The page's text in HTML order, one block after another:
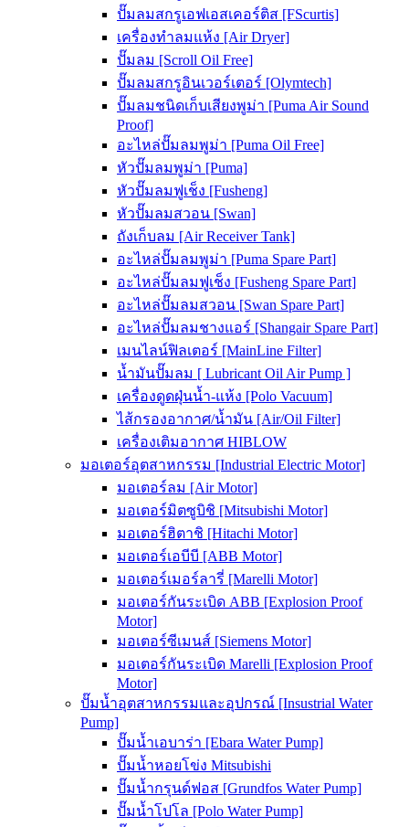
ปั๊มลมสกรูเอฟเอสเคอร์ติส [FScurtis]
เครื่องทำลมแห้ง [Air Dryer]
ปั๊มลม [Scroll Oil Free]
ปั๊มลมสกรูอินเวอร์เตอร์ [Olymtech]
ปั๊มลมชนิดเก็บเสียงพูม่า [Puma Air Sound
Proof]
อะไหล่ปั๊มลมพูม่า [Puma Oil Free]
หัวปั๊มลมพูม่า [Puma]
หัวปั๊มลมฟูเช็ง [Fusheng]
หัวปั๊มลมสวอน [Swan]
ถังเก็บลม [Air Receiver Tank]
อะไหล่ปั๊มลมพูม่า [Puma Spare Part]
อะไหล่ปั๊มลมฟูเช็ง [Fusheng Spare Part]
อะไหล่ปั๊มลมสวอน [Swan Spare Part]
อะไหล่ปั๊มลมชางแอร์ [Shangair Spare Part]
เมนไลน์ฟิลเตอร์ [MainLine Filter]
น้ำมันปั๊มลม [ Lubricant Oil Air Pump ]
เครื่องดูดฝุ่นน้ำ-แห้ง [Polo Vacuum]
ไส้กรองอากาศ/น้ำมัน [Air/Oil Filter]
เครื่องเติมอากาศ HIBLOW
มอเตอร์อุตสาหกรรม [Industrial Electric Motor]
มอเตอร์ลม [Air Motor]
มอเตอร์มิตซูบิชิ [Mitsubishi Motor]
มอเตอร์ฮิตาชิ [Hitachi Motor]
มอเตอร์เอบีบี [ABB Motor]
มอเตอร์เมอร์ลารี่ [Marelli Motor]
มอเตอร์กันระเบิด ABB [Explosion Proof
Motor]
มอเตอร์ซีเมนส์ [Siemens Motor]
มอเตอร์กันระเบิด Marelli [Explosion Proof
Motor]
ปั๊มน้ำอุตสาหกรรมและอุปกรณ์ [Insustrial Water
Pump]
ปั๊มน้ำเอบาร่า [Ebara Water Pump]
ปั๊มน้ำหอยโข่ง Mitsubishi
ปั๊มน้ำกรุนด์ฟอส [Grundfos Water Pump]
ปั๊มน้ำโปโล [Polo Water Pump]